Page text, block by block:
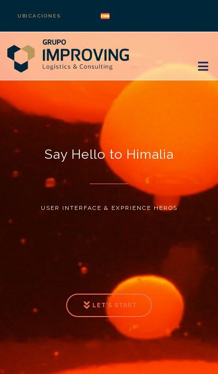
UBICACIONES
Say Hello to Himalia
USER INTERFACE & EXPRIENCE HEROS
LET'S START